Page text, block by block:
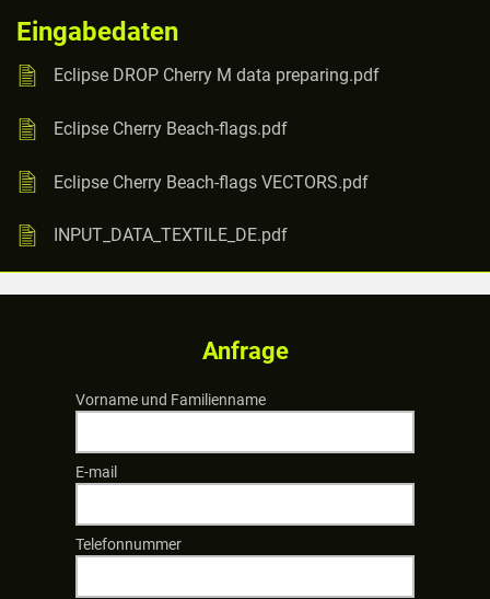
Eingabedaten
Eclipse DROP Cherry M data preparing.pdf
Eclipse Cherry Beach-flags.pdf
Eclipse Cherry Beach-flags VECTORS.pdf
INPUT_DATA_TEXTILE_DE.pdf
Anfrage
Vorname und Familienname
E-mail
Telefonnummer